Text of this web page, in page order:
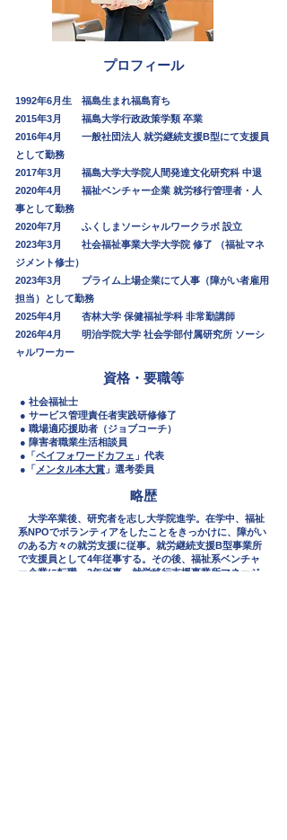
​プロフィール
1992年6月生 福島生まれ福島育ち
2015年3月 福島大学行政政策学類 卒業
2016年4月 一般社団法人 就労継続支援B型にて支援員
として勤務
2017年3月 福島大学大学院人間発達文化研究科 中退
2020年4月 福祉ベンチャー企業 就労移行管理者・人
事として勤務
2020年7月 ふくしまソーシャルワークラボ 設立
2023年3月 社会福祉事業大学大学院 修了 （福祉マネ
ジメント修士）
2023年3月 プライム上場企業にて人事（障がい者雇用
担当）として勤務
2025年4月 杏林大学 保健福祉学科 非常勤講師
2026年4月 明治学院大学 社会学部付属研究所 ソーシ
ャルワーカー
資格・要職等
● 社会福祉士
● サービス管理責任者実践研修修了
● 職場適応援助者（ジョブコーチ）
​● 障害者職業生活相談員
●「ペイフォワードカフェ 」代表
●「 メンタル本大賞 」選考委員
略歴
大学卒業後、研究者を志し大学院進学。在学中、福祉
系NPOでボランティアをしたことをきっかけに、障がい
のある方々の就労支援に従事。就労継続支援B型事業所
で支援員として4年従事する。その後、福祉系ベンチャ
ー企業に転職、3年従事。就労移行支援事業所マネージ